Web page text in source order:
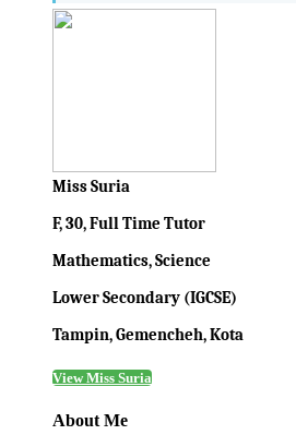
Miss Suria
F, 30, Full Time Tutor
Mathematics, Science
Lower Secondary (IGCSE)
Tampin, Gemencheh, Kota
View Miss Suria
About Me